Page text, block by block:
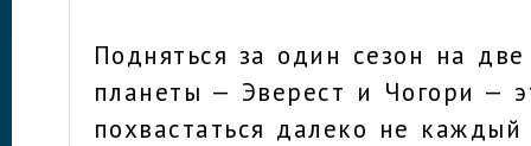
Подняться за один сезон на
планеты — Эверест и Чогори —
похвастаться далеко не